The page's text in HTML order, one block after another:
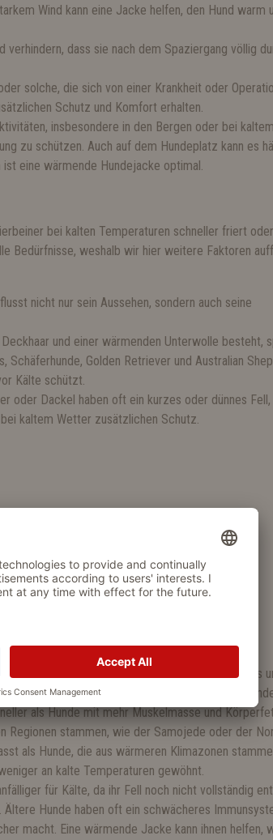
Wind kann eine Jacke helfen, den Hund warm
verhindern, dass sie nach dem Spaziergang völlig
solche, die sich von einer Krankheit oder
Schutz und Komfort erhalten.
insbesondere in den Bergen oder bei
zu schützen. Auch auf dem Hundeplatz kann es
eine wärmende Hundejacke optimal.
bei kalten Temperaturen schneller friert
Bedürfnisse, weshalb wir hier weitere Faktoren
nicht nur sein Aussehen, sondern auch seine
und einer wärmenden Unterwolle besteht,
Golden Retriever und Australian
Kälte schützt.
oder Dackel haben oft ein kurzes oder dünnes
kaltem Wetter zusätzlichen Schutz.
frostigen Böden kühlen kleine Hunde schneller aus
erleiden.
Schlanke
als Hunde mit mehr Muskelmasse und
Regionen stammen, wie der Samojede oder der
als Hunde, die aus wärmeren Klimazonen
an kalte Temperaturen gewöhnt.
für Kälte, da ihr Fell noch nicht vollständig
Hunde haben oft ein schwächeres
macht. Eine wärmende Jacke kann ihnen helfen,